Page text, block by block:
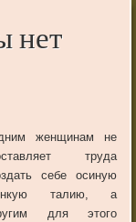
нет
женщинам не
труда
себе осиную
талию, а
для этого